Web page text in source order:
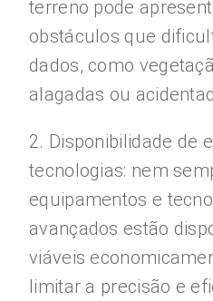
terreno pode
obstáculos que
dados, como
alagadas ou
2. Disponibilidade de
tecnologias: nem
equipamentos e
avançados estão
viáveis
limitar a precisão e